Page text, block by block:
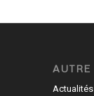
AUTRE
Actualités